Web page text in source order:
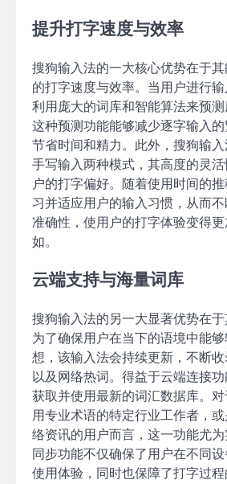
提升打字速度与效率
搜狗输入法的一大核心优势在于
的打字速度与效率。当用户进行
利用庞大的词库和智能算法来预测
这种预测功能能够减少逐字输入
节省时间和精力。此外，搜狗输
手写输入两种模式，其高度的灵
户的打字偏好。随着使用时间的
习并适应用户的输入习惯，从而
准确性，使用户的打字体验变得
如。
云端支持与海量词库
搜狗输入法的另一大显著优势在于
为了确保用户在当下的语境中能
想，该输入法会持续更新，不断
以及网络热词。得益于云端连接
获取并使用最新的词汇数据库。
用专业术语的特定行业工作者，
络资讯的用户而言，这一功能尤
同步功能不仅确保了用户在不同
使用体验，同时也保障了打字过程